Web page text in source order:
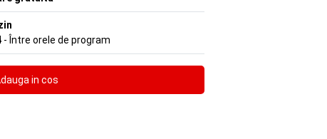
- Între orele de program